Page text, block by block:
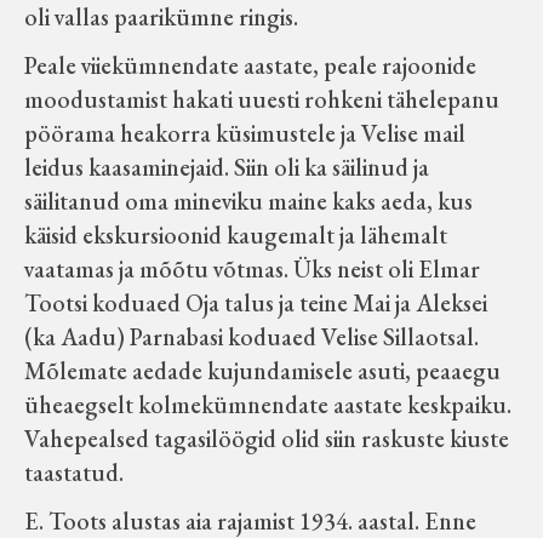
Koduleht on teoks saanud tänu Sillaotsa
Muuseumisõprade Seltsingu, Kohaliku
Omaalgatuse Programmi ja Märjamaa
Vallavalitsuse abile.
oli vallas paarikümne ringis.
Peale viiekümnendate aastate, peale rajoonide
moodustamist hakati uuesti rohkeni tähelepanu
pöörama heakorra küsimustele ja Velise mail
leidus kaasaminejaid. Siin oli ka säilinud ja
säilitanud oma mineviku maine kaks aeda, kus
käisid ekskursioonid kaugemalt ja lähemalt
vaatamas ja mõõtu võtmas. Üks neist oli Elmar
Tootsi koduaed Oja talus ja teine Mai ja Aleksei
(ka Aadu) Parnabasi koduaed Velise Sillaotsal.
Mõlemate aedade kujundamisele asuti, peaaegu
üheaegselt kolmekümnendate aastate keskpaiku.
Vahepealsed tagasilöögid olid siin raskuste kiuste
taastatud.
E. Toots alustas aia rajamist 1934. aastal. Enne